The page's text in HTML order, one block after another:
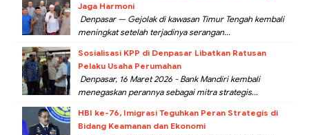
Jaga Harmoni
Denpasar — Gejolak di kawasan Timur Tengah kembali
meningkat setelah terjadinya serangan...
Sosialisasi KPP di Denpasar Libatkan Ratusan
Pelaku Usaha Perumahan
Denpasar, 16 Maret 2026 - Bank Mandiri kembali
menegaskan perannya sebagai mitra strategis...
HBI ke-76, Imigrasi Teguhkan Peran Strategis di
Bidang Keamanan dan Ekonomi